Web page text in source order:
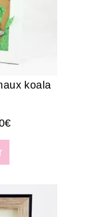
koala
€